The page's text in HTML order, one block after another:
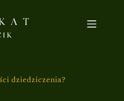
dziedziczenia?